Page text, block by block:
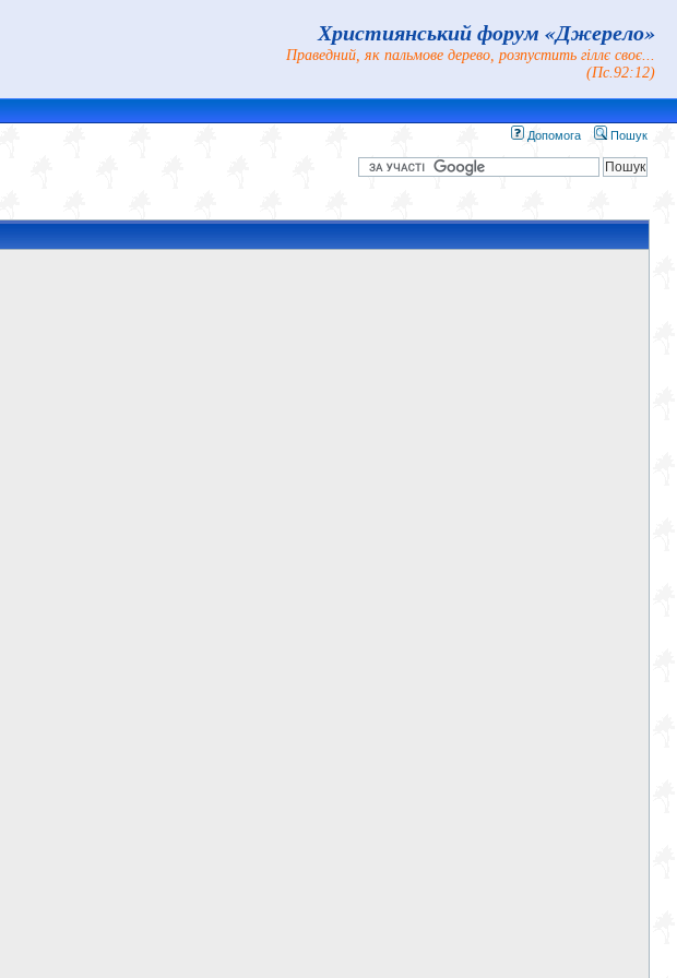
Християнський форум «Джерело»
Праведний, як пальмове дерево, розпустить гіллє своє...
(Пс.92:12)
Допомога Пошук